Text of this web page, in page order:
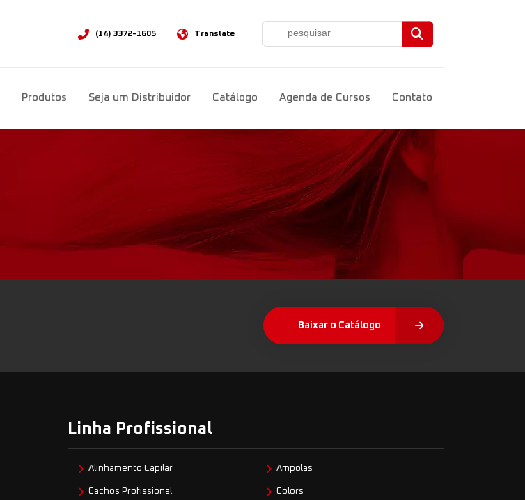
(14) 3372-1605 Translate
Select Language
Produtos Seja um Distribuidor Catálogo Agenda de Cursos Contato
Baixar o Catálogo
Linha Profissional
Alinhamento Capilar Ampolas
Cachos Profissional Colors